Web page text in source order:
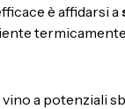
è affidarsi a
a potenziali